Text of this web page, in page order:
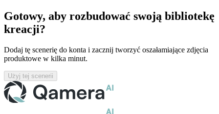
Gotowy, aby rozbudować swoją bibliotekę
kreacji?
Dodaj tę scenerię do konta i zacznij tworzyć oszałamiające zdjęcia
produktowe w kilka minut.
Użyj tej scenerii